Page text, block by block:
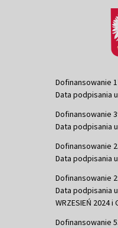
Dofinansowanie
Data podpisania
Dofinansowanie
Data podpisania
Dofinansowanie
Data podpisania
Dofinansowanie
Data podpisania
WRZESIEŃ 2024 i
Dofinansowanie